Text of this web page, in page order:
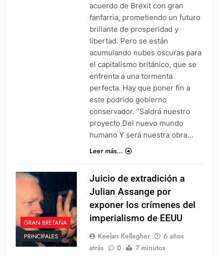
acuerdo de Brexit con gran
fanfarria, prometiendo un futuro
brillante de prosperidad y
libertad. Pero se están
acumulando nubes oscuras para
el capitalismo británico, que se
enfrenta a una tormenta
perfecta. Hay que poner fin a
este podrido gobierno
conservador. “Saldrá nuestro
proyecto Del nuevo mundo
humano Y será nuestra obra…
Leer más...
GRAN BRETAÑA
PRINCIPALES
Juicio de extradición a
Julian Assange por
exponer los crímenes del
imperialismo de EEUU
Keelan Kellegher
6 años
atrás
0 7 minutos